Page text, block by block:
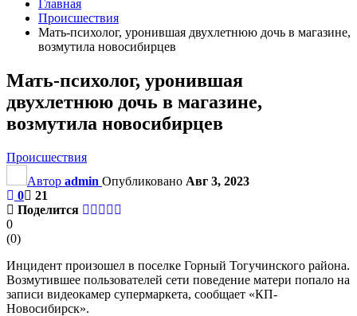
Главная
Происшествия
Мать-психолог, уронившая двухлетнюю дочь в магазине,
возмутила новосибирцев
Мать-психолог, уронившая
двухлетнюю дочь в магазине,
возмутила новосибирцев
Происшествия
Автор admin Опубликовано Авг 3, 2023
0
21
Поделится
0
(0)
Инцидент произошел в поселке Горный Тогучинского района.
Возмутившее пользователей сети поведение матери попало на
записи видеокамер супермаркета, сообщает «КП-
Новосибирск».